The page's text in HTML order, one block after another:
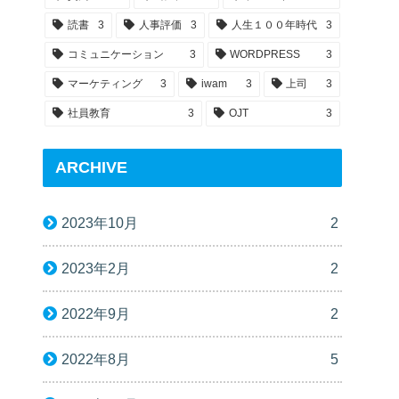
読書 3 人事評価 3 人生１００年時代 3
コミュニケーション 3 WORDPRESS 3
マーケティング 3 iwam 3 上司 3
社員教育 3 OJT 3
ARCHIVE
2023年10月 2
2023年2月 2
2022年9月 2
2022年8月 5